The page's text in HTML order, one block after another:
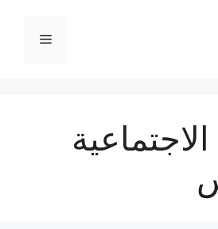
القائمة